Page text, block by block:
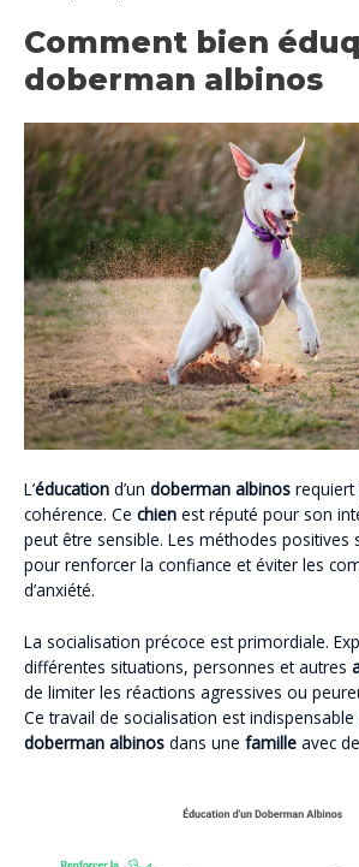
Comment bien
doberman albinos
L’éducation d’un doberman albinos requiert
cohérence. Ce chien est réputé pour son
peut être sensible. Les méthodes positives
pour renforcer la confiance et éviter les
d’anxiété.
La socialisation précoce est primordiale.
différentes situations, personnes et autres
de limiter les réactions agressives ou
Ce travail de socialisation est
doberman albinos dans une famille avec